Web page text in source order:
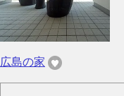
広島の家